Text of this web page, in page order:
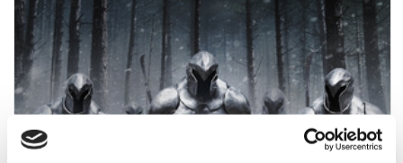
ODYSEJA
09.08.2026